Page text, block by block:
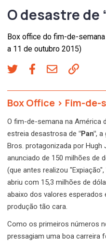
O desastre de
Box office do fim-de-
a 11 de outubro 2015)
Box Office > Fim-de-
O fim-de-semana na América
estreia desastrosa de "Pan", a
Bros. protagonizada por Hugh
anunciado de 150 milhões de
(que antes realizou
abriu com 15,3 milhões de
abaixo dos valores esperados
produção tão cara.
Como os primeiros números
pressagiam uma boa carreira